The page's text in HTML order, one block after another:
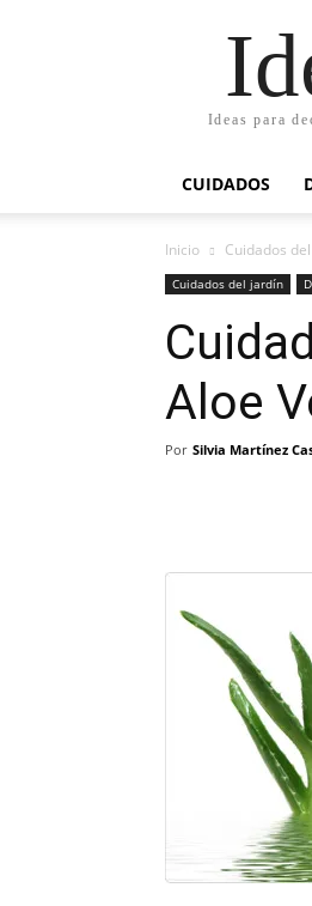
Ideas para
CUIDADOS
Inicio Cuidados
Cuidados del jardín
Aloe
Por Silvia Martínez